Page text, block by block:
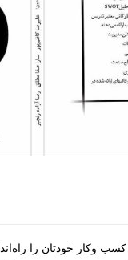
کسب‌ وکار خودتان را